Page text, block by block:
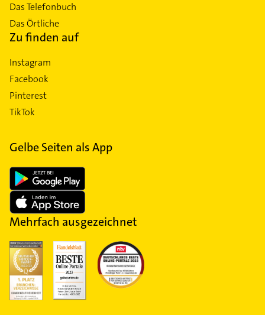
Das Telefonbuch
Das Örtliche
Zu finden auf
Instagram
Facebook
Pinterest
TikTok
Gelbe Seiten als App
Mehrfach ausgezeichnet